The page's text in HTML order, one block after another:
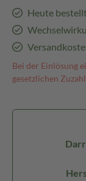
Heute
Bei der Einlösung
gesetzlichen